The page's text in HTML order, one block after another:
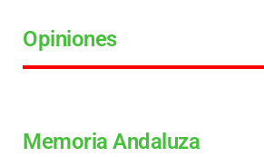
Opiniones
Memoria Andaluza